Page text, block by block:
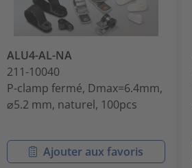
ALU4-AL-NA
211-10040
P-clamp fermé, Dmax=6.4mm,
⌀5.2 mm, naturel, 100pcs
Ajouter aux favoris